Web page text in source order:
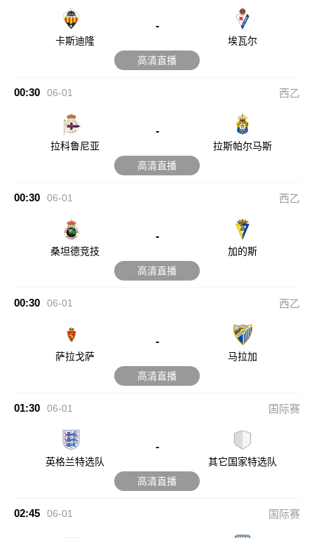
卡斯迪隆
-
埃瓦尔
高清直播
00:30 06-01 西乙
拉科鲁尼亚
-
拉斯帕尔马斯
高清直播
00:30 06-01 西乙
桑坦德竞技
-
加的斯
高清直播
00:30 06-01 西乙
萨拉戈萨
-
马拉加
高清直播
01:30 06-01 国际赛
英格兰特选队
-
其它国家特选队
高清直播
02:45 06-01 国际赛